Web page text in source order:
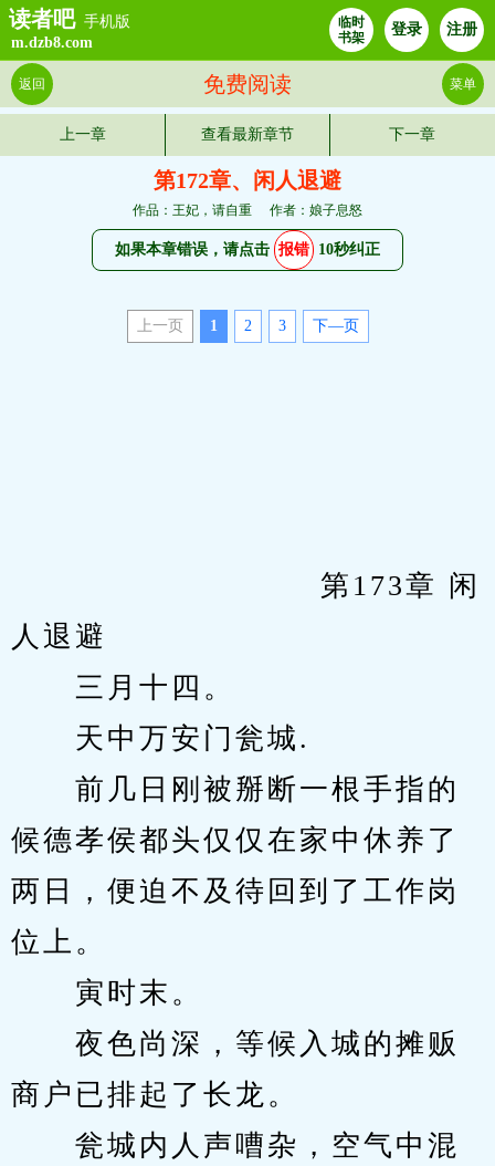
读者吧 手机版
m.dzb8.com
临时
书架
登录 注册
免费阅读
返回 菜单
上一章 查看最新章节 下一章
第172章、闲人退避
作品：王妃，请自重 作者：娘子息怒
如果本章错误，请点击 报错 10秒纠正
上一页 1 2 3 下—页
人退避
三月十四。
天中万安门瓮城.
前几日刚被掰断一根手指的
候德孝侯都头仅仅在家中休养了
两日，便迫不及待回到了工作岗
位上。
寅时末。
夜色尚深，等候入城的摊贩
商户已排起了长龙。
瓮城内人声嘈杂，空气中混